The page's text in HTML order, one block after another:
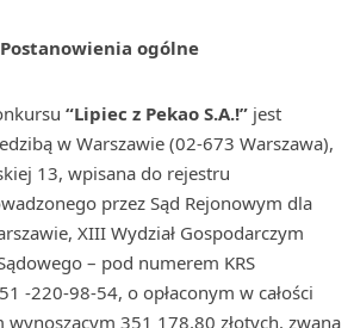
ogólne
“Lipiec z Pekao S.A.!” jest
w Warszawie (02-673 Warszawa),
13, wpisana do rejestru
przez Sąd Rejonowym dla
XIII Wydział Gospodarczym
– pod numerem KRS
-220-98-54, o opłaconym w całości
wynoszącym 351 178,80 złotych, zwana